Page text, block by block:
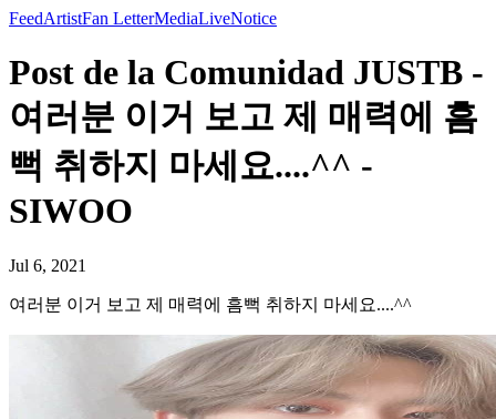
FeedArtistFan LetterMediaLiveNotice
Post de la Comunidad JUSTB -
여러분 이거 보고 제 매력에 흠
뻑 취하지 마세요....^^ -
SIWOO
Jul 6, 2021
여러분 이거 보고 제 매력에 흠뻑 취하지 마세요....^^